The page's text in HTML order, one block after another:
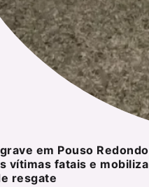
em Pouso Redondo
vítimas fatais e mobiliza
resgate